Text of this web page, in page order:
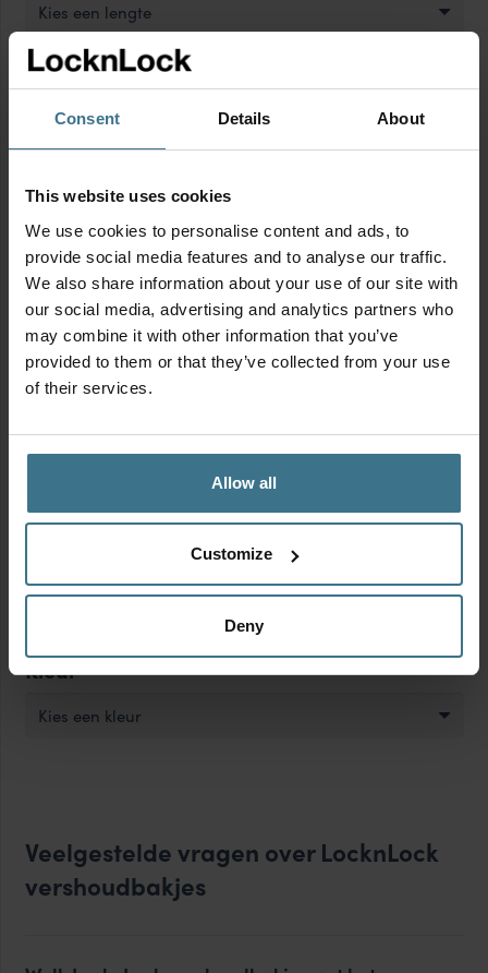
Consent Details About
This website uses cookies
We use cookies to personalise content and ads, to
provide social media features and to analyse our traffic.
We also share information about your use of our site with
our social media, advertising and analytics partners who
may combine it with other information that you’ve
provided to them or that they’ve collected from your use
of their services.
Allow all
Customize
Deny
Kies een lengte
Breedte
Kies een breedte
Hoogte
Kies een hoogte
Vorm
Kies een vorm
Materiaal
Kies een kenmerk
Kleur
Kies een kleur
Veelgestelde vragen over LocknLock
vershoudbakjes